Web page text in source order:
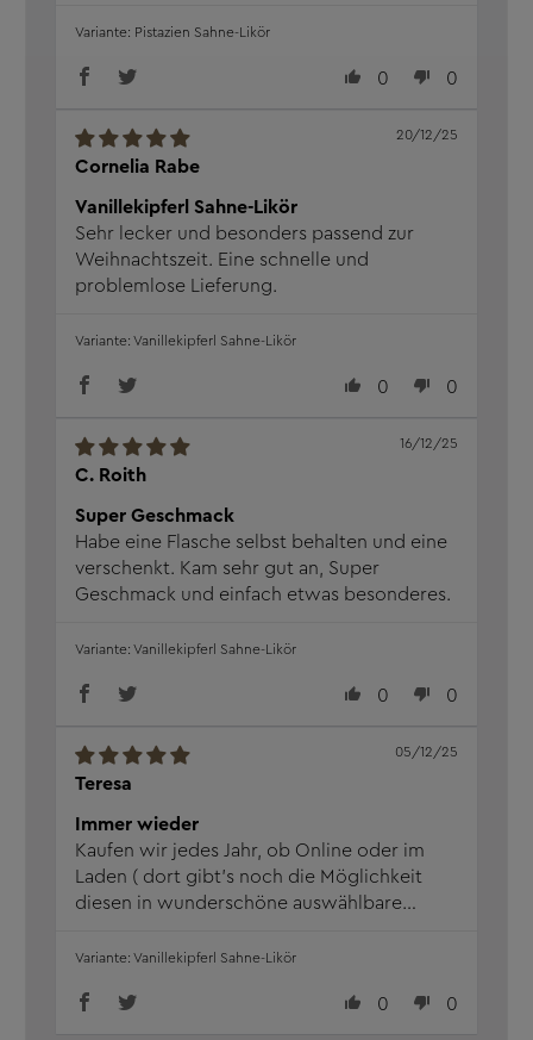
0 0
Pistazien Sahne-Likör
Cornelia Rabe
20/12/25
Vanillekipferl Sahne-Likör
Sehr lecker und besonders passend zur
Weihnachtszeit. Eine schnelle und
problemlose Lieferung.
0 0
Vanillekipferl Sahne-Likör
C. Roith
16/12/25
Super Geschmack
Habe eine Flasche selbst behalten und eine
verschenkt. Kam sehr gut an, Super
Geschmack und einfach etwas besonderes.
0 0
Vanillekipferl Sahne-Likör
Teresa
05/12/25
Immer wieder
Kaufen wir jedes Jahr, ob Online oder im
Laden ( dort gibt’s noch die Möglichkeit
diesen in wunderschöne auswählbare
gut, vorallem jetzt zur Weihnachtszeit.
0 0
Vanillekipferl Sahne-Likör